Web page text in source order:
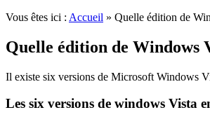
Vous êtes ici : Accueil » Quelle édition de
Quelle édition de Windows
Il existe six versions de Microsoft Windows
Les six versions de windows Vista